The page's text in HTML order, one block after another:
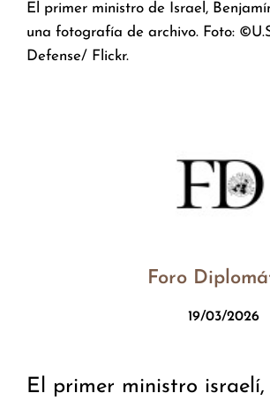
El primer ministro de Israel,
una fotografía de archivo. Foto:
Defense/ Flickr.
Foro
19/03/2026
El primer ministro israelí,